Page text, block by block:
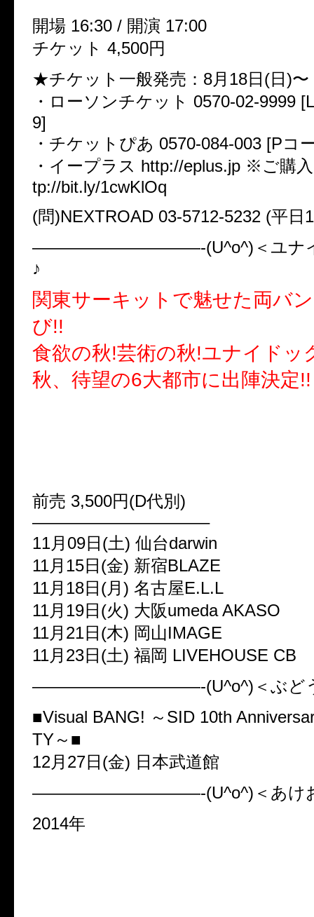
開場 16:30 / 開演 17:00
チケット 4,500円
★チケット一般発売：8月18日(日)〜
・ローソンチケット 0570-02-9999
9]
・チケットぴあ 0570-084-003 [Pコ
・イープラス http://eplus.jp ※ご購
tp://bit.ly/1cwKlOq
(問)NEXTROAD 03-5712-5232 (平日
——————————-(U^o^)＜ユナイ
♪
関東サーキットで魅せた両バ
び!!
食欲の秋!芸術の秋!ユナイドッ
秋、待望の6大都市に出陣決定!!
前売 3,500円(D代別)
——————————–
11月09日(土) 仙台darwin
11月15日(金) 新宿BLAZE
11月18日(月) 名古屋E.L.L
11月19日(火) 大阪umeda AKASO
11月21日(木) 岡山IMAGE
11月23日(土) 福岡 LIVEHOUSE CB
——————————-(U^o^)＜ぶどう
■Visual BANG! ～SID 10th
TY～■
12月27日(金) 日本武道館
——————————-(U^o^)＜あけお
2014年